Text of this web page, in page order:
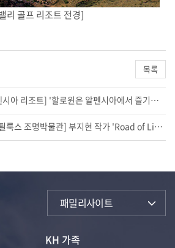
리 골프 리조트 전경]
목록
[알펜시아 리조트] '할로윈은 알펜시아에서 즐기세요'...할로윈 이벤트 풍성
[KH필룩스 조명박물관] 부지현 작가 'Road of Lights 展' 개최
KH 가족
패밀리사이트